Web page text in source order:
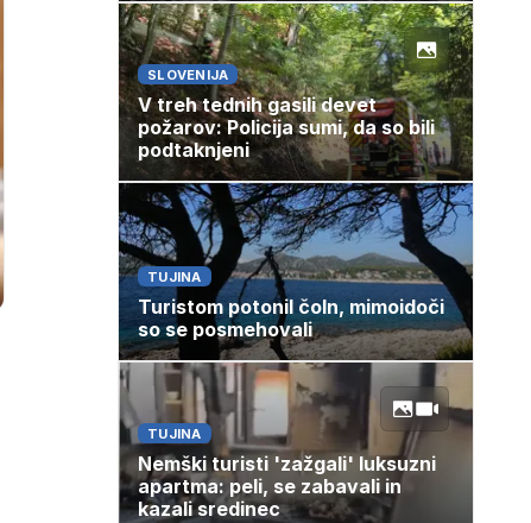
SLOVENIJA
V treh tednih gasili devet
požarov: Policija sumi, da so bili
podtaknjeni
TUJINA
Turistom potonil čoln, mimoidoči
so se posmehovali
TUJINA
Nemški turisti 'zažgali' luksuzni
apartma: peli, se zabavali in
kazali sredinec